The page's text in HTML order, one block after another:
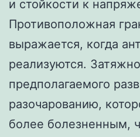
и стойкости к
Противоположная
выражается, когда
реализуются.
предполагаемого
разочарованию,
более болезненным,